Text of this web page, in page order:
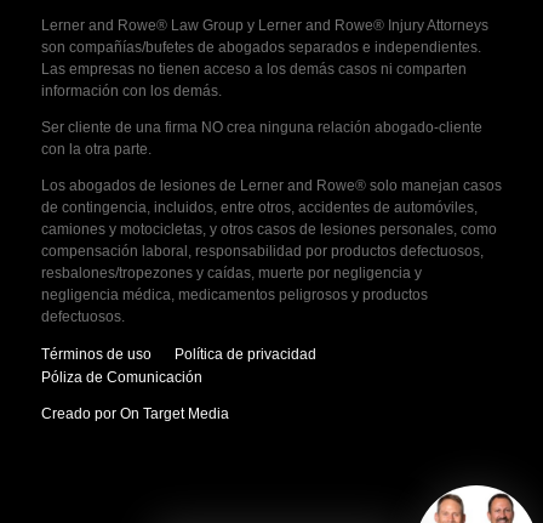
Lerner and Rowe® Law Group y Lerner and Rowe® Injury Attorneys
son compañías/bufetes de abogados separados e independientes.
Las empresas no tienen acceso a los demás casos ni comparten
información con los demás.
Ser cliente de una firma NO crea ninguna relación abogado-cliente
con la otra parte.
Los abogados de lesiones de Lerner and Rowe® solo manejan casos
de contingencia, incluidos, entre otros, accidentes de automóviles,
camiones y motocicletas, y otros casos de lesiones personales, como
compensación laboral, responsabilidad por productos defectuosos,
resbalones/tropezones y caídas, muerte por negligencia y
negligencia médica, medicamentos peligrosos y productos
defectuosos.
Términos de uso
Política de privacidad
Póliza de Comunicación
Creado por On Target Media